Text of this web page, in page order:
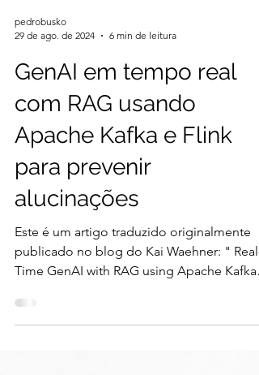
pedrobusko
29 de ago. de 2024
6 min de leitura
GenAI em tempo real
com RAG usando
Apache Kafka e Flink
para prevenir
alucinações
publicado no blog do Kai Waehner: " Real-
Time GenAI with RAG using Apache Kafka